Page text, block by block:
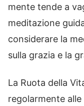
mente tende a
meditazione
considerare la
sulla grazia e la
La Ruota della
regolarmente